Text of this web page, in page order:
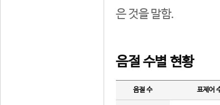
은 것을 말함.
음절 수별 현황
음절 수 표제어